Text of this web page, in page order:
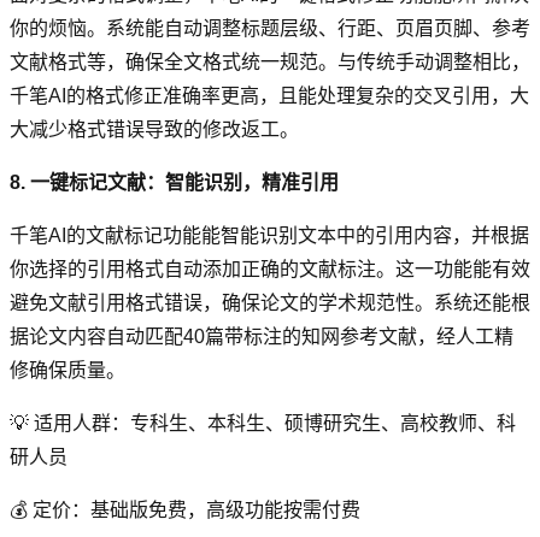
你的烦恼。系统能自动调整标题层级、行距、页眉页脚、参考
文献格式等，确保全文格式统一规范。与传统手动调整相比，
千笔AI的格式修正准确率更高，且能处理复杂的交叉引用，大
大减少格式错误导致的修改返工。
8. 一键标记文献：智能识别，精准引用
千笔AI的文献标记功能能智能识别文本中的引用内容，并根据
你选择的引用格式自动添加正确的文献标注。这一功能能有效
避免文献引用格式错误，确保论文的学术规范性。系统还能根
据论文内容自动匹配40篇带标注的知网参考文献，经人工精
修确保质量。
💡 适用人群：专科生、本科生、硕博研究生、高校教师、科
研人员
💰 定价：基础版免费，高级功能按需付费